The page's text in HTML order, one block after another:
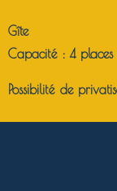
Gîte
Capacité : 4
Possibilité de